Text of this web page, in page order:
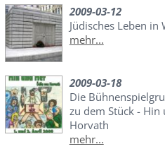
2009-03-12
Jüdisches Leben in
mehr...
2009-03-18
Die
zu dem Stück -
Horvath
mehr...